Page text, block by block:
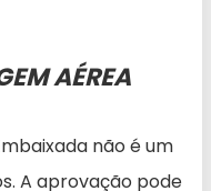
AÉREA
não é um
A aprovação pode